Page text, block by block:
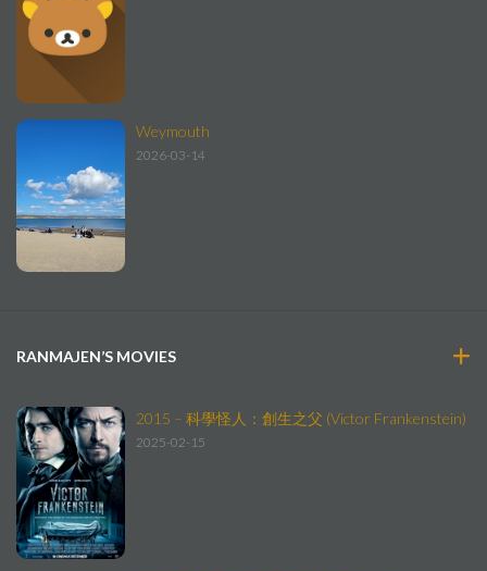
Weymouth
2026-03-14
RANMAJEN’S MOVIES
2015 – 科學怪人：創生之父 (Victor Frankenstein)
2025-02-15